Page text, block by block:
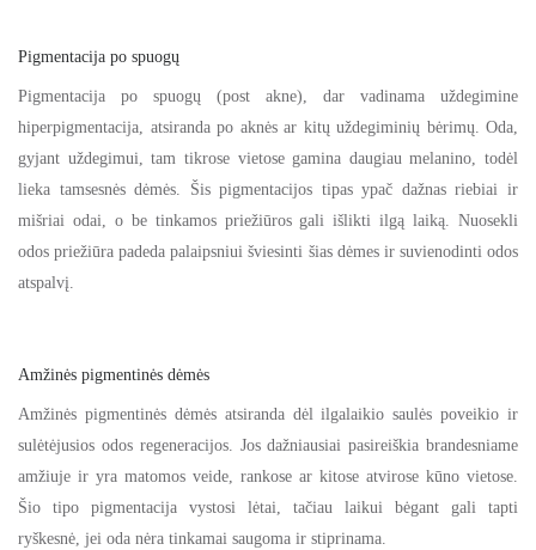
Pigmentacija po spuogų
Pigmentacija po spuogų (post akne), dar vadinama uždegimine
hiperpigmentacija, atsiranda po aknės ar kitų uždegiminių bėrimų. Oda,
gyjant uždegimui, tam tikrose vietose gamina daugiau melanino, todėl
lieka tamsesnės dėmės. Šis pigmentacijos tipas ypač dažnas riebiai ir
mišriai odai, o be tinkamos priežiūros gali išlikti ilgą laiką. Nuosekli
odos priežiūra padeda palaipsniui šviesinti šias dėmes ir suvienodinti odos
atspalvį.
Amžinės pigmentinės dėmės
Amžinės pigmentinės dėmės atsiranda dėl ilgalaikio saulės poveikio ir
sulėtėjusios odos regeneracijos. Jos dažniausiai pasireiškia brandesniame
amžiuje ir yra matomos veide, rankose ar kitose atvirose kūno vietose.
Šio tipo pigmentacija vystosi lėtai, tačiau laikui bėgant gali tapti
ryškesnė, jei oda nėra tinkamai saugoma ir stiprinama.